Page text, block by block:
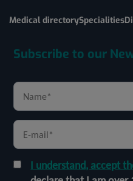
Medical directorySpecialities
Subscribe to our
I understand, accept